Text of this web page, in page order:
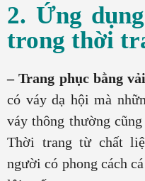
2. Ứng
trong thời
– Trang phục bằng
có váy dạ hội mà
váy thông thường
Thời trang từ chất
người có phong cách